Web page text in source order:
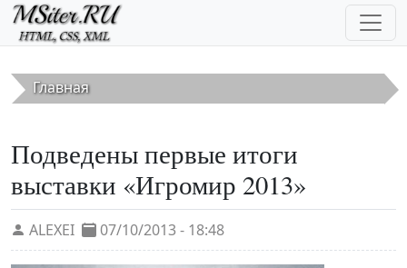
Перейти к основному содержанию
Главная
Подведены первые итоги
выставки «Игромир 2013»
ALEXEI 07/10/2013 - 18:48